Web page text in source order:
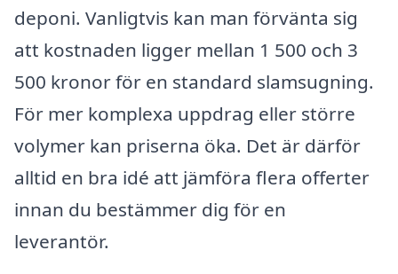
deponi. Vanligtvis kan man förvänta sig
att kostnaden ligger mellan 1 500 och 3
500 kronor för en standard slamsugning.
För mer komplexa uppdrag eller större
volymer kan priserna öka. Det är därför
alltid en bra idé att jämföra flera offerter
innan du bestämmer dig för en
leverantör.